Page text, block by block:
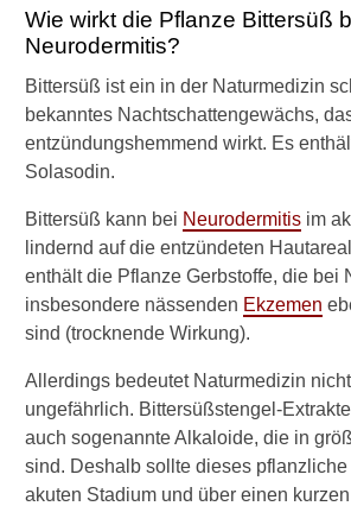
Wie wirkt die Pflanze Bittersüß
Neurodermitis?
Bittersüß ist ein in der Naturmedizin
bekanntes Nachtschattengewächs,
entzündungshemmend wirkt. Es
Solasodin.
Bittersüß kann bei Neurodermitis im
lindernd auf die entzündeten
enthält die Pflanze Gerbstoffe, die bei
insbesondere nässenden Ekzemen
sind (trocknende Wirkung).
Allerdings bedeutet Naturmedizin
ungefährlich. Bittersüßstengel-
auch sogenannte Alkaloide, die in
sind. Deshalb sollte dieses
akuten Stadium und über einen
Hautpflegemittel bei
Neurodermitis?
UV-Therapie bei
Neurodermitis
W
e
l
c
e
s
i
t